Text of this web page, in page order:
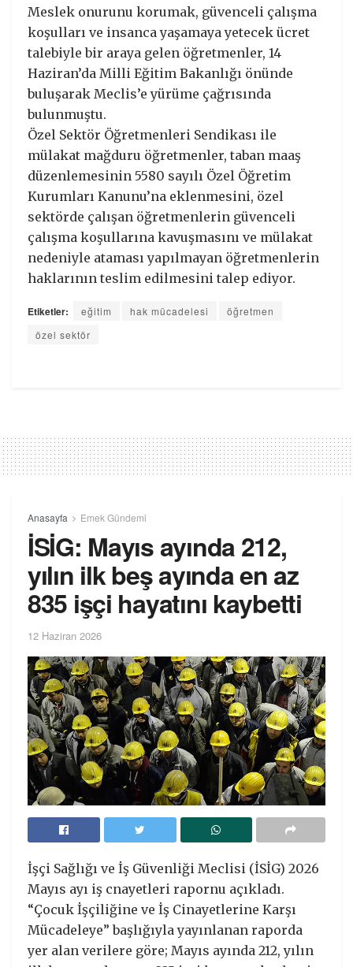
Meslek onurunu korumak, güvenceli çalışma
koşulları ve insanca yaşamaya yetecek ücret
talebiyle bir araya gelen öğretmenler, 14
Haziran’da Milli Eğitim Bakanlığı önünde
buluşarak Meclis’e yürüme çağrısında
bulunmuştu.
Özel Sektör Öğretmenleri Sendikası ile
mülakat mağduru öğretmenler, taban maaş
düzenlemesinin 5580 sayılı Özel Öğretim
Kurumları Kanunu’na eklenmesini, özel
sektörde çalışan öğretmenlerin güvenceli
çalışma koşullarına kavuşmasını ve mülakat
nedeniyle ataması yapılmayan öğretmenlerin
haklarının teslim edilmesini talep ediyor.
Etiketler: eğitim hak mücadelesi
öğretmen
özel sektör
Anasayfa Emek Gündemi
İSİG: Mayıs ayında 212,
yılın ilk beş ayında en az
835 işçi hayatını kaybetti
12 Haziran 2026
İşçi Sağlığı ve İş Güvenliği Meclisi (İSİG) 2026
Mayıs ayı iş cnayetleri rapornu açıkladı.
“Çocuk İşçiliğine ve İş Cinayetlerine Karşı
Mücadeleye” başlığıyla yayınlanan raporda
yer alan verilere göre; Mayıs ayında 212, yılın